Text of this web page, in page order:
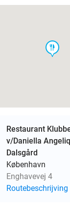
food
Restaurant
v/Daniella
Dalsgård
København
Enghavevej 4
Routebeschrijving